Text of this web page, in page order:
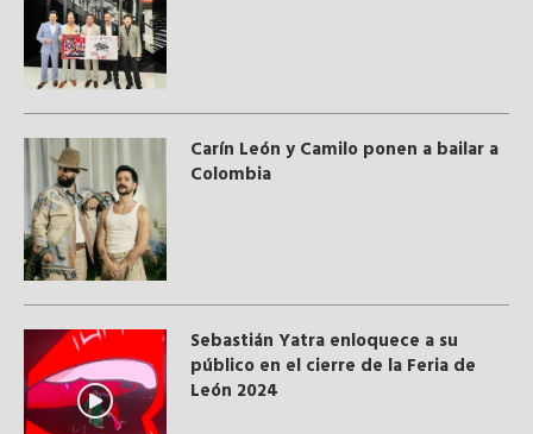
Carín León y Camilo ponen a bailar a
Colombia
Sebastián Yatra enloquece a su
público en el cierre de la Feria de
León 2024